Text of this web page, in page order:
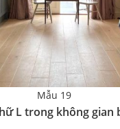
Mẫu 19
L trong không gian